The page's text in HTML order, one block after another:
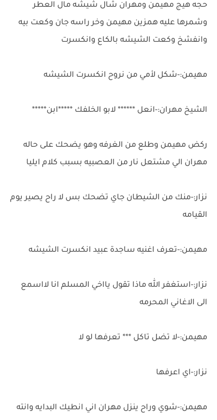
حجه هيج مهيمن ومهران شال شيشه مال العطر
وشمرها عليه همزين مهيمن وخر راسه جان وكعت بيه
وانفشخ وكعت الشيشه بالكاع وانكسرت
مهيمن:-شكل لأمي من نروح انكسرت الشيشه
الشيخ مهران:-انعل ****** لابو الخلفك *****ابن*****
ركض مهيمن وطلع من الغرفه وهو يضحك على حاله
مهران الي مشتعل نار من العصبيه بسبب كلام ايليا
نزار:-منك من الشيطان جاي تضحك بس لا راح يصير يوم
القيامه
مهيمن:-تعرف اغنيه ساجدة عبيد انكسرت الشيشه
نزار:-استغفر الله ماذا تقول يااخي المسلم انا لااسمع
الى الاغاني المحرمه
مهيمن:-لا تضل تاكل *** تعرفها لو لا
نزار:-اي اعرفها
مهيمن:-شوي وراح ينزل مهران اني انطيك البدايه وانته